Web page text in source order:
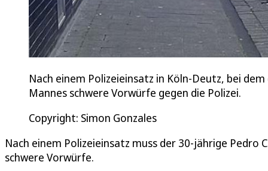
Nach einem Polizeieinsatz in Köln-Deutz, bei
Mannes schwere Vorwürfe gegen die Polizei.
Copyright: Simon Gonzales
Nach einem Polizeieinsatz muss der 30-jährige
schwere Vorwürfe.